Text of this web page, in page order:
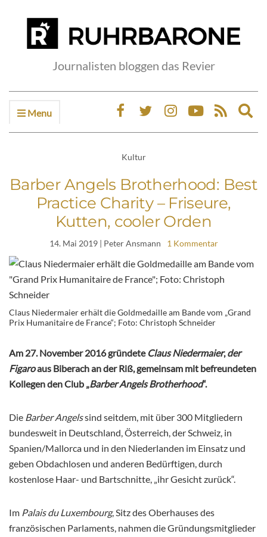
Journalisten bloggen das Revier
Menu
Kultur
Barber Angels Brotherhood: Best
Practice Charity – Friseure,
Kutten, cooler Orden
14. Mai 2019| Peter Ansmann 1 Kommentar
Claus Niedermaier erhält die Goldmedaille am Bande vom „Grand
Prix Humanitaire de France“; Foto: Christoph Schneider
Am 27. November 2016 gründete Claus Niedermaier,der
Figaroaus Biberach an der Riß, gemeinsam mit befreundeten
Kollegen den Club „Barber Angels Brotherhood“.
Die Barber Angelssind seitdem, mit über 300 Mitgliedern
bundesweit in Deutschland, Österreich, der Schweiz, in
Spanien/Mallorca und in den Niederlanden im Einsatz und
geben Obdachlosen und anderen Bedürftigen, durch
kostenlose Haar- und Bartschnitte, „ihr Gesicht zurück“.
Im Palais du Luxembourg, Sitz des Oberhauses des
französischen Parlaments, nahmen die Gründungsmitglieder